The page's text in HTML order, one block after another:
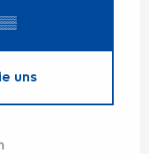
▒▒
uns